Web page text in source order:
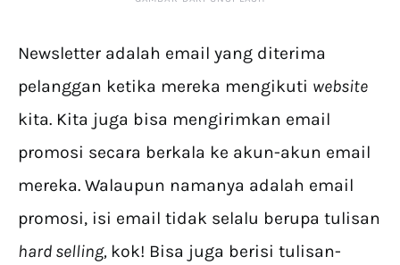
Newsletter adalah email yang diterima
pelanggan ketika mereka mengikuti website
kita. Kita juga bisa mengirimkan email
promosi secara berkala ke akun-akun email
mereka. Walaupun namanya adalah email
promosi, isi email tidak selalu berupa tulisan
hard selling, kok! Bisa juga berisi tulisan-